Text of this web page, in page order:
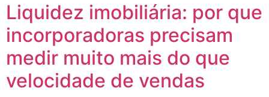
Liquidez imobiliária: por que
incorporadoras precisam
medir muito mais do que
velocidade de vendas